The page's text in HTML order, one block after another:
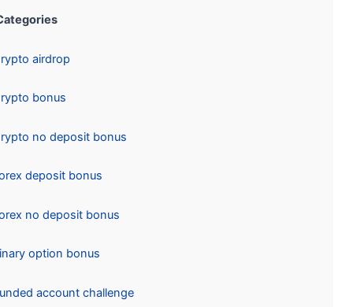
Categories:
Crypto airdrop
Crypto bonus
Crypto no deposit bonus
Forex deposit bonus
Forex no deposit bonus
Binary option bonus
Funded account challenge